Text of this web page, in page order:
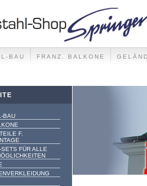
BAU FRANZ. BALKONE
SETS FÜR ALLE
BAU
F.
FÜR ALLE